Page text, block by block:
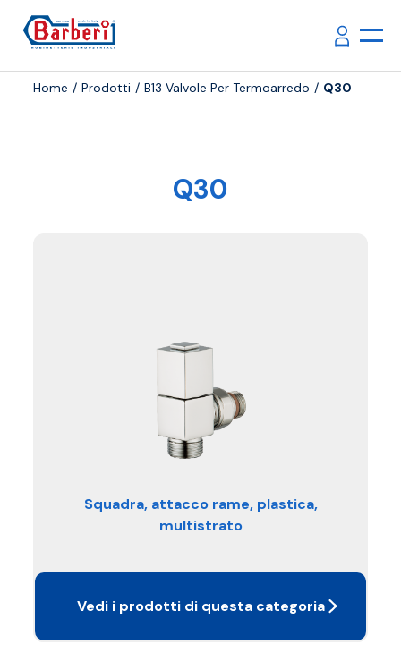
Home Prodotti B13 Valvole Per Termoarredo Q30
Q30
Squadra, attacco rame, plastica,
multistrato
Vedi i prodotti di questa categoria